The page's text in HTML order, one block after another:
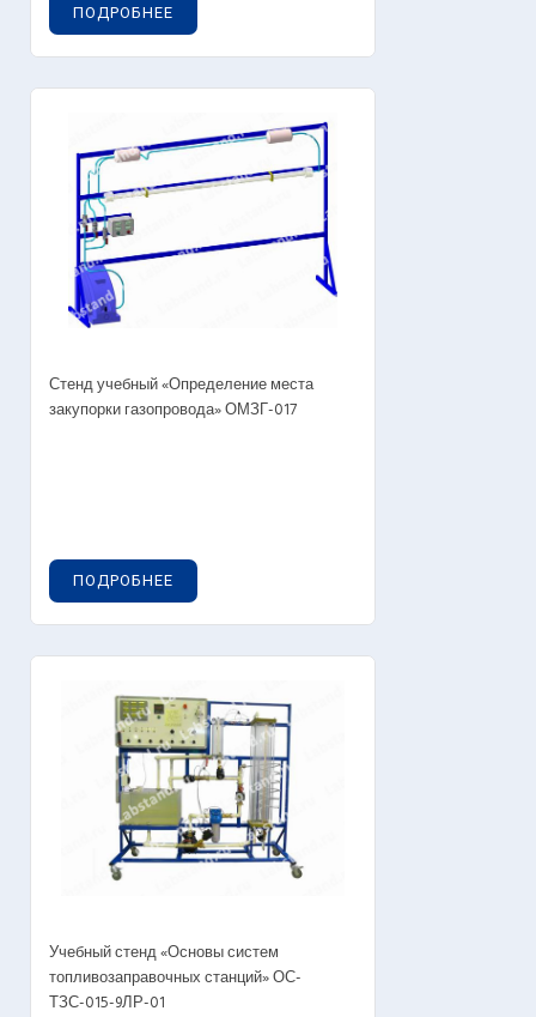
ПОДРОБНЕЕ
Стенд учебный «Определение места
закупорки газопровода» ОМЗГ-017
ПОДРОБНЕЕ
Учебный стенд «Основы систем
топливозаправочных станций» ОС-
ТЗС-015-9ЛР-01